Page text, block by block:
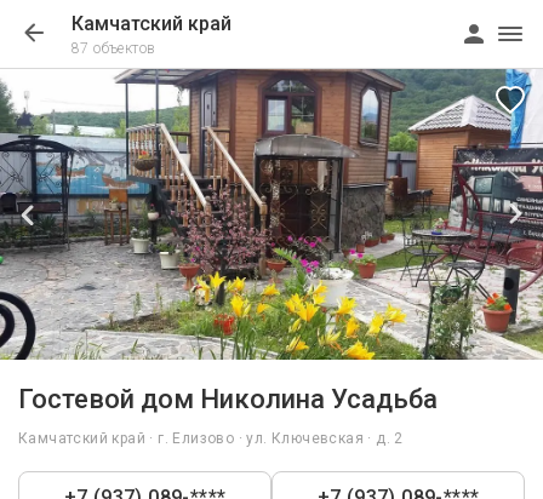
Камчатский край
87 объектов
Гостевой дом Николина Усадьба
Камчатский край · г. Елизово · ул. Ключевская · д. 2